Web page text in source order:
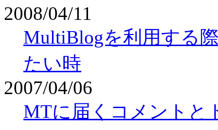
2008/04/11
MultiBlogを利用する
たい時
2007/04/06
MTに届くコメントと